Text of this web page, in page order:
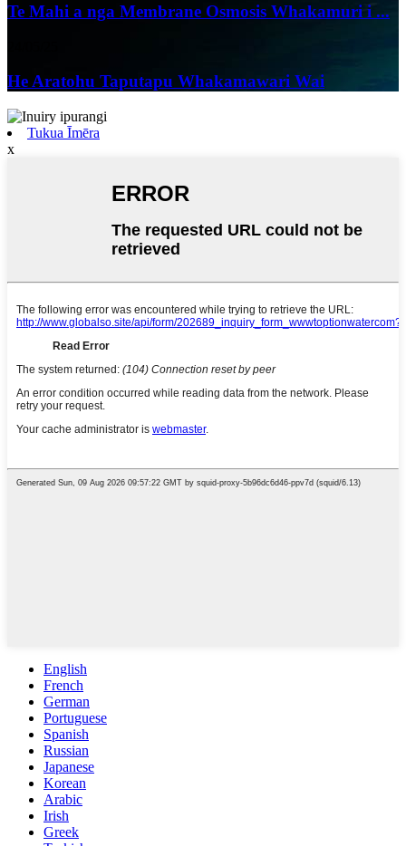
Te Mahi a nga Membrane Osmosis Whakamuri i ...
He Aratohu Taputapu Whakamawari Wai
Tukua Īmēra
x
English
French
German
Portuguese
Spanish
Russian
Japanese
Korean
Arabic
Irish
Greek